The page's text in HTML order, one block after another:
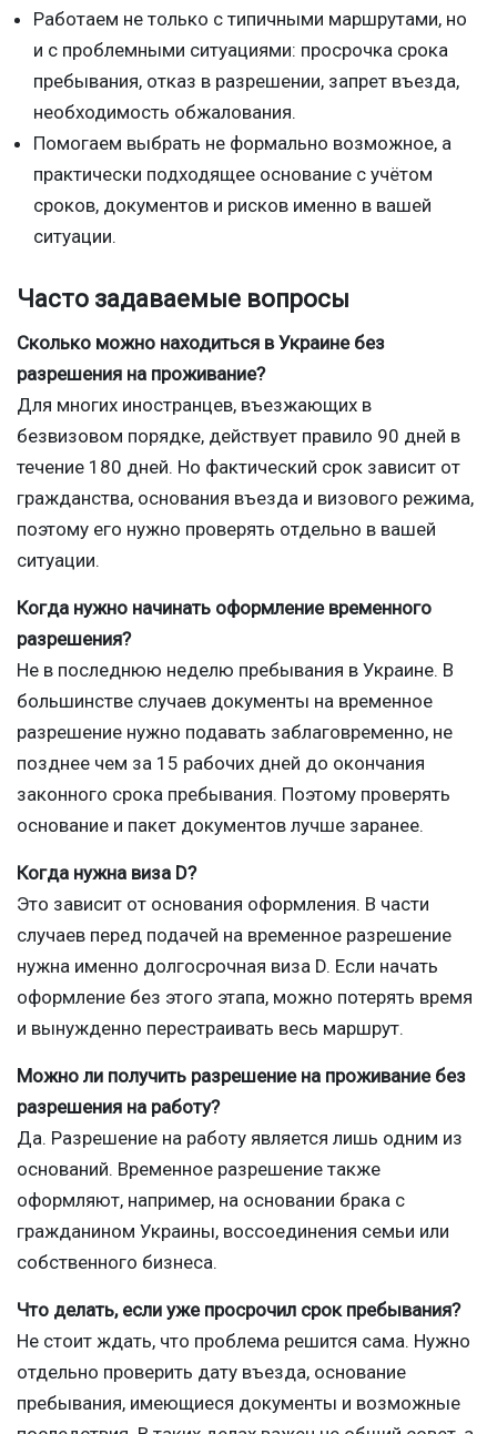
Работаем не только с типичными маршрутами, но
и с проблемными ситуациями: просрочка срока
пребывания, отказ в разрешении, запрет въезда,
необходимость обжалования.
Помогаем выбрать не формально возможное, а
практически подходящее основание с учётом
сроков, документов и рисков именно в вашей
ситуации.
Часто задаваемые вопросы
Сколько можно находиться в Украине без
разрешения на проживание?
Для многих иностранцев, въезжающих в
безвизовом порядке, действует правило 90 дней в
течение 180 дней. Но фактический срок зависит от
гражданства, основания въезда и визового режима,
поэтому его нужно проверять отдельно в вашей
ситуации.
Когда нужно начинать оформление временного
разрешения?
Не в последнюю неделю пребывания в Украине. В
большинстве случаев документы на временное
разрешение нужно подавать заблаговременно, не
позднее чем за 15 рабочих дней до окончания
законного срока пребывания. Поэтому проверять
основание и пакет документов лучше заранее.
Когда нужна виза D?
Это зависит от основания оформления. В части
случаев перед подачей на временное разрешение
нужна именно долгосрочная виза D. Если начать
оформление без этого этапа, можно потерять время
и вынужденно перестраивать весь маршрут.
Можно ли получить разрешение на проживание без
разрешения на работу?
Да. Разрешение на работу является лишь одним из
оснований. Временное разрешение также
оформляют, например, на основании брака с
гражданином Украины, воссоединения семьи или
собственного бизнеса.
Что делать, если уже просрочил срок пребывания?
Не стоит ждать, что проблема решится сама. Нужно
отдельно проверить дату въезда, основание
пребывания, имеющиеся документы и возможные